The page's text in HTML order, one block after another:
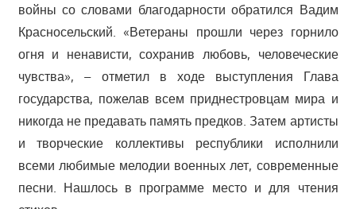
войны со словами благодарности обратился Вадим
Красносельский. «Ветераны прошли через горнило
огня и ненависти, сохранив любовь, человеческие
чувства», – отметил в ходе выступления Глава
государства, пожелав всем приднестровцам мира и
никогда не предавать память предков. Затем артисты
и творческие коллективы республики исполнили
всеми любимые мелодии военных лет, современные
песни. Нашлось в программе место и для чтения